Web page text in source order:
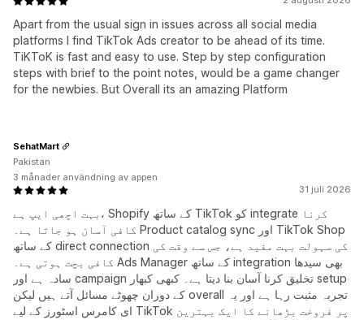
Apart from the usual sign in issues across all social media
platforms I find TikTok Ads creator to be ahead of its time.
TiKToK is fast and easy to use. Step by step configuration
steps with brief to the point notes, would be a game changer
for the newbies. But Overall its an amazing Platform
31 juli 2026
بہت اچھی ایپ ہے، Shopify کے ساتھ TikTok کو integrate کرنا
کافی آسان ہو جاتا ہے۔ Product catalog sync اور TikTok Shop
کے ساتھ direct connection کی سہولت بہت مفید ہے، جس سے وقت کی
کافی بچت ہوتی ہے۔ Ads Manager کے ساتھ integration بھی سیدھا
سادہ ہے اور campaign تخلیق کرنا آسان بنا دیتا ہے۔ کبھی کبھار setup
کے دوران چھوٹے مسائل آتے ہیں لیکن overall تجربہ مثبت رہا ہے اور یہ
ای کامرس اسٹورز کے لیے TikTok پر فروخت بڑھانے کا ایک بہترین
SehatMart
Pakistan
3 månader användning av appen